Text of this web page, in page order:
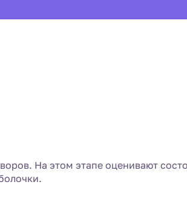
На этом этапе оценивают